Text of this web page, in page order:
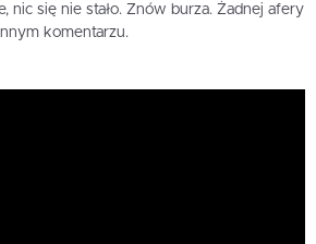
nic się nie stało. Znów burza. Żadnej afery
komentarzu.